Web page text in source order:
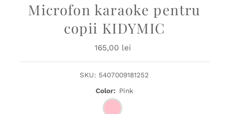
Microfon karaoke pentru
copii KIDYMIC
Preț
165,00 lei
SKU: 5407009181252
Color: Pink